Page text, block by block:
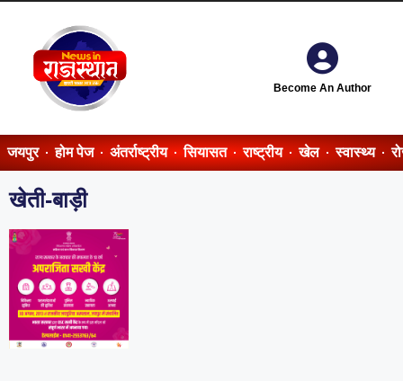
Become An Author
जयपुर होम पेज अंतर्राष्ट्रीय सियासत राष्ट्रीय खेल स्वास्थ्य
खेती-बाड़ी